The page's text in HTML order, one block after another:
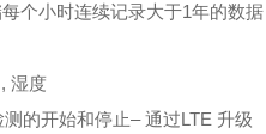
个小时连续记录大于1年的数据
湿度
的开始和停止– 通过LTE 升级